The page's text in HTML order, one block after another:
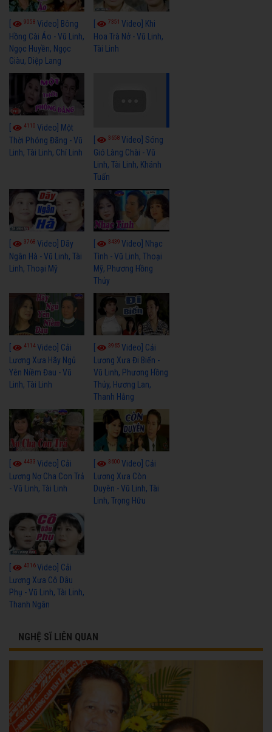
9058 Video] Bông
Hồng Cài Áo - Vũ Linh,
Ngọc Huyền, Ngọc
Giàu, Diệp Lang
7351Video] Khi
Hoa Trà Nở - Vũ Linh,
Tài Linh
4110 Video] Một
Thời Phóng Đãng - Vũ
Linh, Tài Linh, Chí Linh
3658Video] Sóng
Gió Làng Chài - Vũ
Linh, Tài Linh, Khánh
Tuấn
3768 Video] Dãy
Ngân Hà - Vũ Linh, Tài
Linh, Thoại Mỹ
3439Video] Nhạc
Tình - Vũ Linh, Thoại
Mỹ, Phương Hồng
Thủy
4114Video] Cải
Lương Xưa Hãy Ngủ
Yên Niềm Đau - Vũ
Linh, Tài Linh
3965Video] Cải
Lương Xưa Đi Biển -
Vũ Linh, Phương Hồng
Thủy, Hương Lan,
Thanh Hằng
[ 4433 Video] Cải
Lương Nợ Cha Con Trả
- Vũ Linh, Tài Linh
[ 3600Video] Cải
Lương Xưa Còn
Duyên - Vũ Linh, Tài
Linh, Trọng Hữu
[ 4016Video] Cải
Lương Xưa Cô Dâu
Phụ - Vũ Linh, Tài Linh,
Thanh Ngân
NGHỆ SĨ LIÊN QUAN